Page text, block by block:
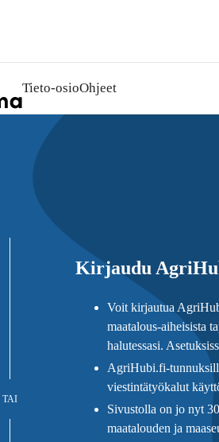
Tieto-osioAvaa
alavalikko
kohteelle
Ohjeet
TAI
Kirjaudu
Voit kirjautua
maatalous-aiheisista
halutessasi.
AgriHubi.fi-
viestintätyökalut
Sivustolla on jo nyt
maatalouden ja